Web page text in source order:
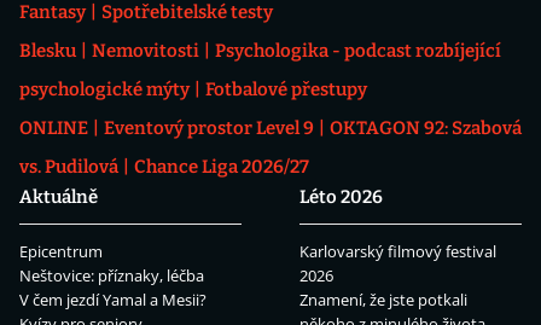
Fantasy
Spotřebitelské testy
Blesku
Nemovitosti
Psychologika - podcast rozbíjející
psychologické mýty
Fotbalové přestupy
ONLINE
Eventový prostor Level 9
OKTAGON 92: Szabová
vs. Pudilová
Chance Liga 2026/27
Aktuálně
Epicentrum
Neštovice: příznaky, léčba
V čem jezdí Yamal a Mesii?
Léto 2026
Karlovarský filmový festival
2026
Znamení, že jste potkali